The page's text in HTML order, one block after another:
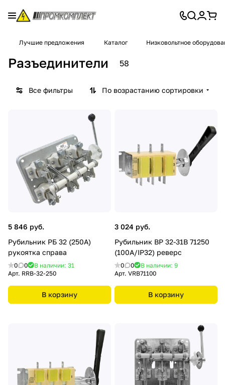
Лучшие предложения Каталог Низковольтное
Разъединители 58
Все фильтры По возрастанию сортировки
5 846 руб.
Рубильник РБ 32 (250А)
рукоятка справа
0 0
В наличии: 31
Арт. RRB-32-250
В корзину
3 024 руб.
Рубильник ВР 32-31В 71250
(100А/IP32) реверс
0 0
В наличии: 9
Арт. VRB71100
В корзину